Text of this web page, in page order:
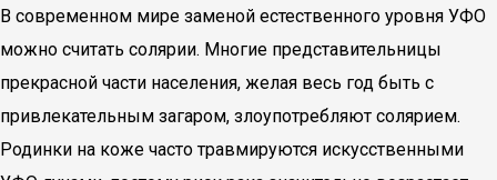
В современном мире заменой естественного уровня УФО
можно считать солярии. Многие представительницы
прекрасной части населения, желая весь год быть с
привлекательным загаром, злоупотребляют солярием.
Родинки на коже часто травмируются искусственными